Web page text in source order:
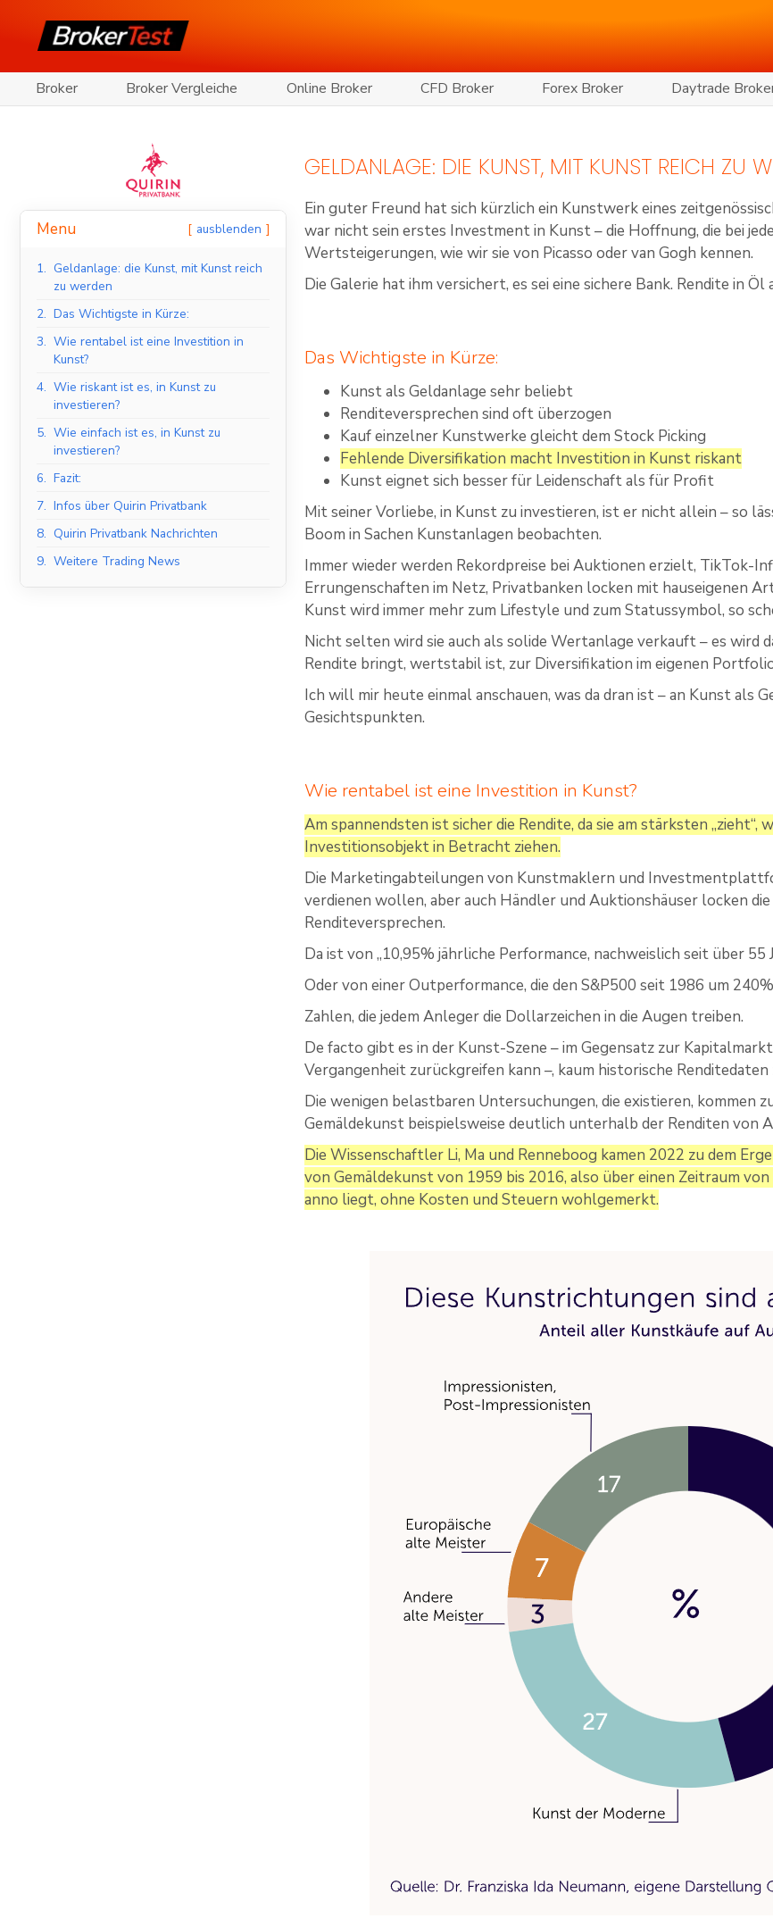
Broker Broker Vergleiche Online Broker CFD Broker Forex Broker Daytrade
Menu ausblenden
1. Geldanlage: die Kunst, mit Kunst reich
zu werden
2. Das Wichtigste in Kürze:
3. Wie rentabel ist eine Investition in
Kunst?
4. Wie riskant ist es, in Kunst zu
investieren?
5. Wie einfach ist es, in Kunst zu
investieren?
6. Fazit:
7. Infos über Quirin Privatbank
8. Quirin Privatbank Nachrichten
9. Weitere Trading News
GELDANLAGE: DIE KUNST, MIT KUNST REICH ZU
Ein guter Freund hat sich kürzlich ein Kunstwerk eines
war nicht sein erstes Investment in Kunst – die Hoffnung, die bei
Wertsteigerungen, wie wir sie von Picasso oder van Gogh kennen.
Die Galerie hat ihm versichert, es sei eine sichere Bank. Rendite in Öl
Das Wichtigste in Kürze:
Kunst als Geldanlage sehr beliebt
Renditeversprechen sind oft überzogen
Kauf einzelner Kunstwerke gleicht dem Stock Picking
Fehlende Diversifikation macht Investition in Kunst riskant
Kunst eignet sich besser für Leidenschaft als für Profit
Mit seiner Vorliebe, in Kunst zu investieren, ist er nicht allein – so
Boom in Sachen Kunstanlagen beobachten.
Immer wieder werden Rekordpreise bei Auktionen erzielt, TikTok-
Errungenschaften im Netz, Privatbanken locken mit hauseigenen
Kunst wird immer mehr zum Lifestyle und zum Statussymbol, so
Nicht selten wird sie auch als solide Wertanlage verkauft – es wird
Rendite bringt, wertstabil ist, zur Diversifikation im eigenen
Ich will mir heute einmal anschauen, was da dran ist – an Kunst als
Gesichtspunkten.
Wie rentabel ist eine Investition in Kunst?
Am spannendsten ist sicher die Rendite, da sie am stärksten „zieht“,
Investitionsobjekt in Betracht ziehen.
Die Marketingabteilungen von Kunstmaklern und
verdienen wollen, aber auch Händler und Auktionshäuser locken
Renditeversprechen.
Da ist von „10,95% jährliche Performance, nachweislich seit über 55
Oder von einer Outperformance, die den S&P500 seit 1986 um
Zahlen, die jedem Anleger die Dollarzeichen in die Augen treiben.
De facto gibt es in der Kunst-Szene – im Gegensatz zur
Vergangenheit zurückgreifen kann –, kaum historische
Die wenigen belastbaren Untersuchungen, die existieren, kommen
Gemäldekunst beispielsweise deutlich unterhalb der Renditen von
Die Wissenschaftler Li, Ma und Renneboog kamen 2022 zu dem
von Gemäldekunst von 1959 bis 2016, also über einen Zeitraum
anno liegt, ohne Kosten und Steuern wohlgemerkt.